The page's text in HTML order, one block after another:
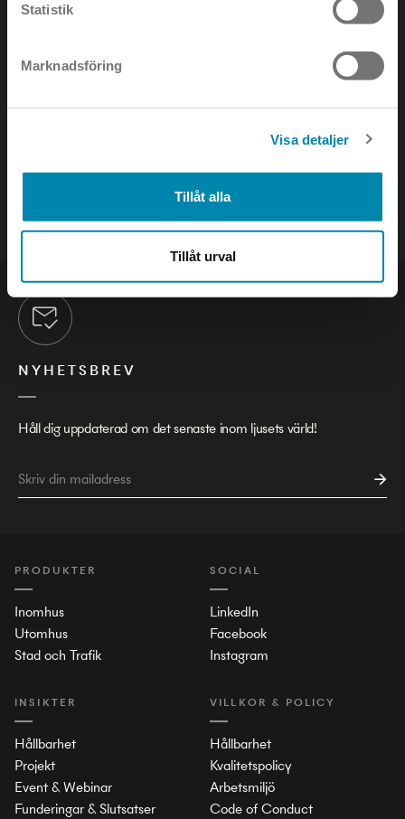
Statistik
Marknadsföring
Visa detaljer
Tillåt alla
Tillåt urval
NYHETSBREV
Håll dig uppdaterad om det senaste inom ljusets värld!
PRODUKTER
Inomhus
Utomhus
Stad och Trafik
INSIKTER
Hållbarhet
Projekt
Event & Webinar
Funderingar & Slutsatser
SOCIAL
LinkedIn
Facebook
Instagram
VILLKOR & POLICY
Hållbarhet
Kvalitetspolicy
Arbetsmiljö
Code of Conduct